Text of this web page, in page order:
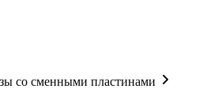
со сменными пластинами